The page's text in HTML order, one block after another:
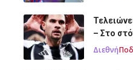
– Στο
Διεθνή